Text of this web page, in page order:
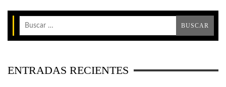
ENTRADAS RECIENTES